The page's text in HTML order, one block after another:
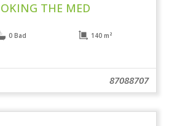
THE MED
0 Bad
140 m²
87088707